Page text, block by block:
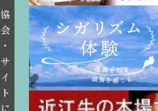
協
会
・
サ
イ
ト